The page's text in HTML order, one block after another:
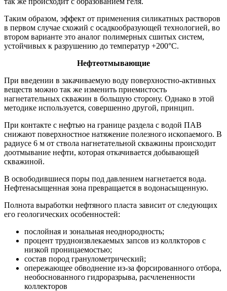
Таким образом, эффект от применения силикатных растворов
в первом случае схожий с осадкообразующей технологией, во
втором варианте это аналог полимерных сшитых систем,
устойчивых к разрушению до температур +200°С.
Нефтеотмывающие
При введении в закачиваемую воду поверхностно-активных
веществ можно так же изменить приемистость
нагнетательных скважин в большую сторону. Однако в этой
методике используется, совершенно другой, принцип.
При контакте с нефтью на границе раздела с водой ПАВ
снижают поверхностное натяжение полезного ископаемого. В
радиусе 6 м от ствола нагнетательной скважины происходит
доотмывание нефти, которая откачивается добывающей
скважиной.
В освободившиеся поры под давлением нагнетается вода.
Нефтенасыщенная зона превращается в водонасыщенную.
Полнота выработки нефтяного пласта зависит от следующих
его геологических особенностей:
послойная и зональная неоднородность;
процент трудноизвлекаемых запсов из коллкторов с
низкой проницаемостью;
состав пород гранулометрический;
опережающее обводнение из-за форсированного отбора,
необоснованного гидроразрыва, расчлененности
коллекторов